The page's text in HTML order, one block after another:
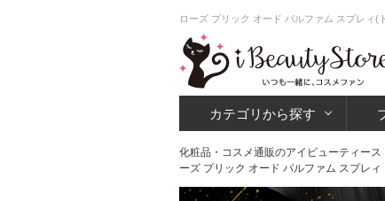
ローズ プリック オード パルファム スプレィ
カテゴリから探す
化粧品・コスメ通販のアイビューティース
ーズ プリック オード パルファム スプレィ